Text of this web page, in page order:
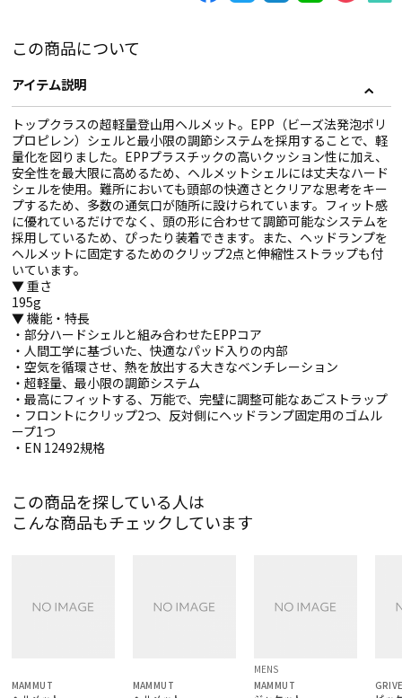
この商品について
アイテム説明
トップクラスの超軽量登山用ヘルメット。EPP（ビーズ法発泡ポリ
プロピレン）シェルと最小限の調節システムを採用することで、軽
量化を図りました。EPPプラスチックの高いクッション性に加え、
安全性を最大限に高めるため、ヘルメットシェルには丈夫なハード
シェルを使用。難所においても頭部の快適さとクリアな思考をキー
プするため、多数の通気口が随所に設けられています。フィット感
に優れているだけでなく、頭の形に合わせて調節可能なシステムを
採用しているため、ぴったり装着できます。また、ヘッドランプを
ヘルメットに固定するためのクリップ2点と伸縮性ストラップも付
いています。
▼ 重さ
195g
▼ 機能・特長
・部分ハードシェルと組み合わせたEPPコア
・人間工学に基づいた、快適なパッド入りの内部
・空気を循環させ、熱を放出する大きなベンチレーション
・超軽量、最小限の調節システム
・最高にフィットする、万能で、完璧に調整可能なあごストラップ
・フロントにクリップ2つ、反対側にヘッドランプ固定用のゴムル
ープ1つ
・EN 12492規格
この商品を探している人は
こんな商品もチェックしています
MAMMUT
MAMMUT
MENS
MAMMUT